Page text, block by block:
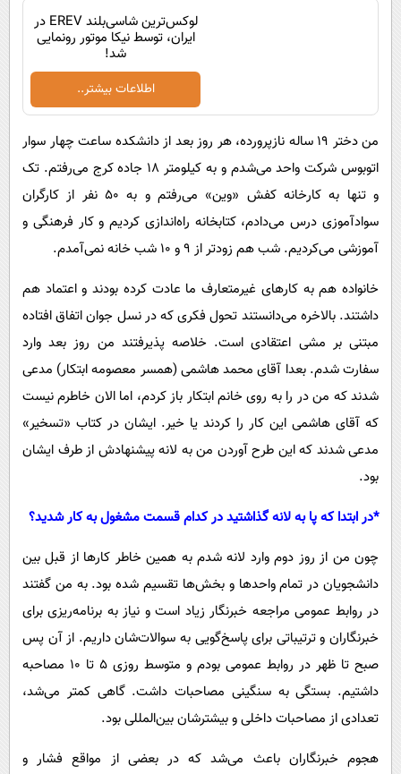
لوکس‌ترین شاسی‌بلند EREV در
ایران، توسط نیکا موتور رونمایی
شد!
اطلاعات بیشتر..
من دختر ۱۹ ساله نازپرورده، هر روز بعد از دانشکده ساعت چهار سوار
اتوبوس شرکت واحد می‌شدم و به کیلومتر ۱۸ جاده کرج می‌رفتم. تک
و تنها به کارخانه کفش «وین» می‌رفتم و به ۵۰ نفر از کارگران
سوادآموزی درس می‌دادم، کتابخانه راه‌اندازی کردیم و کار فرهنگی و
آموزشی می‌کردیم. شب هم زودتر از ۹ و ۱۰ شب خانه نمی‌آمدم.
خانواده هم به کارهای غیرمتعارف ما عادت کرده بودند و اعتماد هم
داشتند. بالاخره می‌دانستند تحول فکری که در نسل جوان اتفاق افتاده
مبتنی بر مشی اعتقادی است. خلاصه پذیرفتند من روز بعد وارد
سفارت شدم. بعدا آقای محمد هاشمی (همسر معصومه ابتکار) مدعی
شدند که من در را به روی خانم ابتکار باز کردم، اما الان خاطرم نیست
که آقای هاشمی این کار را کردند یا خیر. ایشان در کتاب «تسخیر»
مدعی شدند که این طرح آوردن من به لانه پیشنهادش از طرف ایشان
بود.
*در ابتدا که پا به لانه گذاشتید در کدام قسمت مشغول به کار شدید؟
چون من از روز دوم وارد لانه شدم به همین خاطر کارها از قبل بین
دانشجویان در تمام واحدها و بخش‌ها تقسیم شده بود. به من گفتند
در روابط عمومی مراجعه خبرنگار زیاد است و نیاز به برنامه‌ریزی برای
خبرنگاران و ترتیباتی برای پاسخ‌گویی به سوالات‌شان داریم. از آن پس
صبح تا ظهر در روابط عمومی بودم و متوسط روزی ۵ تا ۱۰ مصاحبه
داشتیم. بستگی به سنگینی مصاحبات داشت. گاهی کمتر می‌شد،
تعدادی از مصاحبات داخلی و بیشترشان بین‌المللی بود.
هجوم خبرنگاران باعث می‌شد که در بعضی از مواقع فشار و